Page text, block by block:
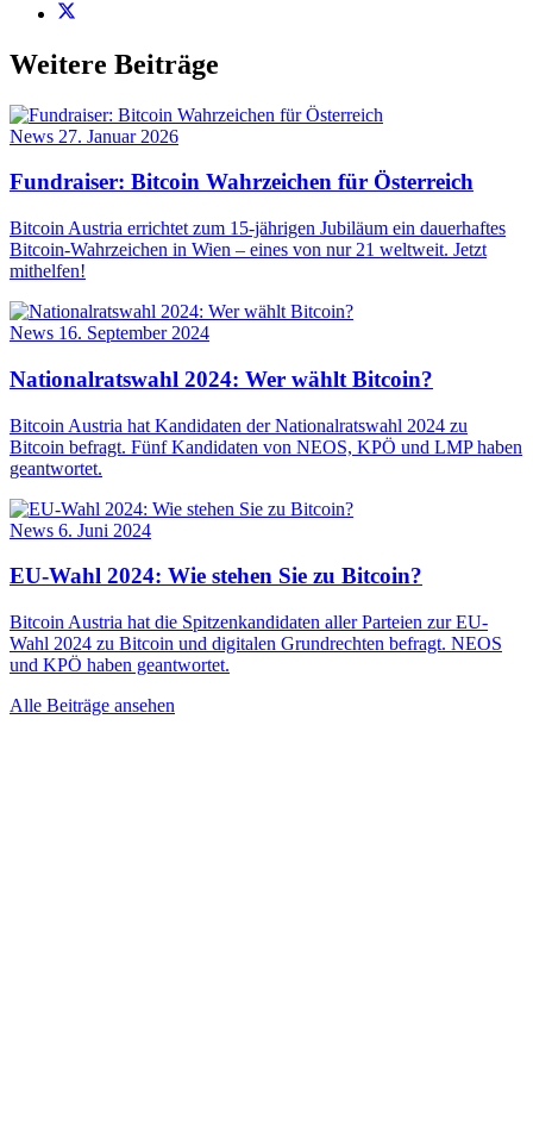
Weitere Beiträge
News 27. Januar 2026
Fundraiser: Bitcoin Wahrzeichen für Österreich
Bitcoin Austria errichtet zum 15-jährigen Jubiläum ein dauerhaftes
Bitcoin-Wahrzeichen in Wien – eines von nur 21 weltweit. Jetzt
mithelfen!
News 16. September 2024
Nationalratswahl 2024: Wer wählt Bitcoin?
Bitcoin Austria hat Kandidaten der Nationalratswahl 2024 zu
Bitcoin befragt. Fünf Kandidaten von NEOS, KPÖ und LMP haben
geantwortet.
News 6. Juni 2024
EU-Wahl 2024: Wie stehen Sie zu Bitcoin?
Bitcoin Austria hat die Spitzenkandidaten aller Parteien zur EU-
Wahl 2024 zu Bitcoin und digitalen Grundrechten befragt. NEOS
und KPÖ haben geantwortet.
Alle Beiträge ansehen